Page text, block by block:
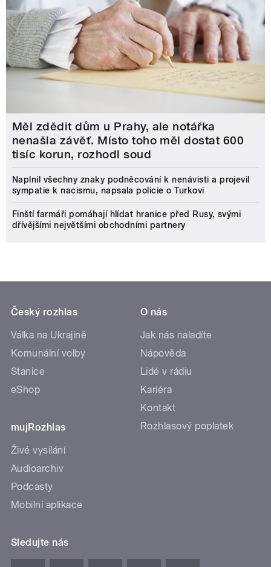
Měl zdědit dům u Prahy, ale notářka
nenašla závěť. Místo toho měl dostat 600
tisíc korun, rozhodl soud
Naplnil všechny znaky podněcování k nenávisti a projevil
sympatie k nacismu, napsala policie o Turkovi
Finští farmáři pomáhají hlídat hranice před Rusy, svými
dřívějšími největšími obchodními partnery
Český rozhlas
Válka na Ukrajině
Komunální volby
Stanice
eShop
mujRozhlas
Živé vysílání
Audioarchiv
Podcasty
Mobilní aplikace
O nás
Jak nás naladíte
Nápověda
Lidé v rádiu
Kariéra
Kontakt
Rozhlasový poplatek
Sledujte nás